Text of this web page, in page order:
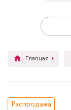
Главная
Распродажа